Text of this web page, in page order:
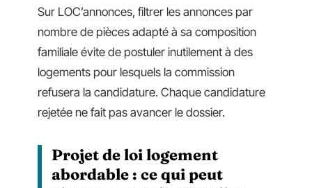
Sur LOC’annonces, filtrer les annonces par
nombre de pièces adapté à sa composition
familiale évite de postuler inutilement à des
logements pour lesquels la commission
refusera la candidature. Chaque candidature
rejetée ne fait pas avancer le dossier.
Projet de loi logement
abordable : ce qui peut